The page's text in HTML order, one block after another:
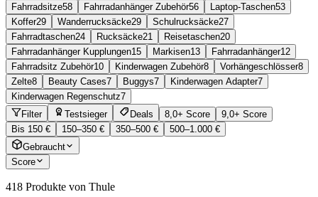
Fahrradsitze58 Fahrradanhänger Zubehör56 Laptop-Taschen53
Koffer29 Wanderrucksäcke29 Schulrucksäcke27
Fahrradtaschen24 Rucksäcke21 Reisetaschen20
Fahrradanhänger Kupplungen15 Markisen13 Fahrradanhänger12
Fahrradsitz Zubehör10 Kinderwagen Zubehör8 Vorhängeschlösser8
Zelte8 Beauty Cases7 Buggys7 Kinderwagen Adapter7
Kinderwagen Regenschutz7
Filter
Testsieger Deals 8,0+ Score
9,0+ Score
Bis 150 €
150–350 € 350–500 €
500–1.000 €
Gebraucht
Score
418 Produkte von Thule